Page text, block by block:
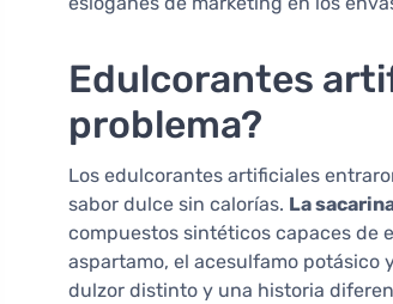
Edulcorantes
problema?
Los edulcorantes artificiales
sabor dulce sin calorías. La
compuestos sintéticos capaces de
aspartamo, el acesulfamo potásico
dulzor distinto y una historia